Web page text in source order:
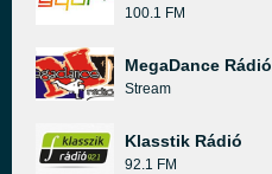
100.1 FM
MegaDance Rádió
Stream
Klasstik Rádió
92.1 FM